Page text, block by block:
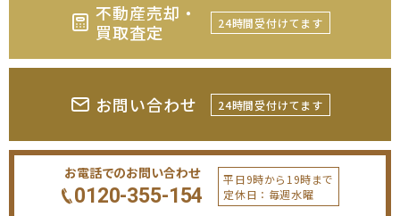
不動産売却・
買取査定
24時間受付けてます
お問い合わせ 24時間受付けてます
お電話でのお問い合わせ
0120-355-154
平日9時から19時まで
定休日：毎週水曜